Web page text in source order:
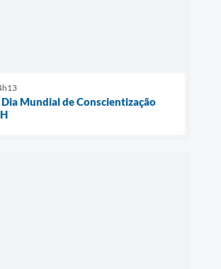
Mundial de Conscientização